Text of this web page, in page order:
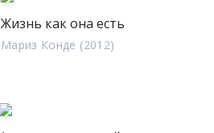
Жизнь как она есть
Мариз Конде (2012)